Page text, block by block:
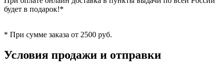
будет в подарок!*
* При сумме заказа от 2500 руб.
Условия продажи и отправки